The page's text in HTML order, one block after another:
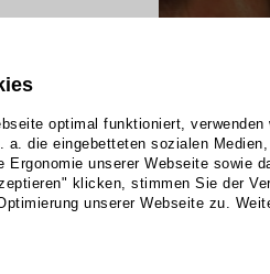
optimal funktioniert,
a. die eingebetteten sozialen
Ergonomie unserer Webseite sowie
klicken, stimmen Sie der
unserer Webseite zu.